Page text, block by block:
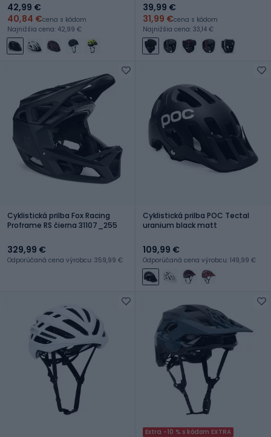
42,99 €
40,84 €cena s kódom
Najnižšia cena: 42,99 €
39,99 €
31,99 €cena s kódom
Najnižšia cena: 33,14 €
Cyklistická prilba Fox Racing
Proframe RS čierna 31107_255
329,99 €
Odporúčaná cena výrobcu: 359,99 €
Cyklistická prilba POC Tectal
uranium black matt
109,99 €
Odporúčaná cena výrobcu: 149,99 €
Extra -10 % s kódom EXTRA